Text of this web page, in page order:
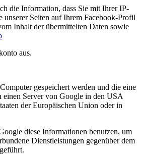
die Information, dass Sie mit Ihrer IP-
Seiten auf Ihrem Facebook-Profil
Inhalt der übermittelten Daten sowie
aus.
gespeichert werden und die eine
einen Server von Google in den USA
der Europäischen Union oder in
diese Informationen benutzen, um
Dienstleistungen gegenüber dem